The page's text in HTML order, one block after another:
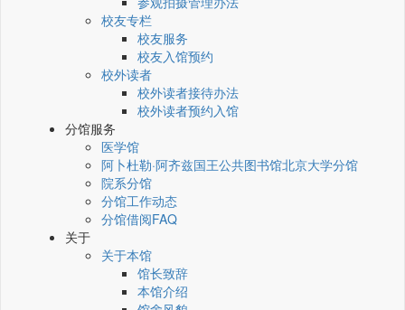
校友专栏
校友服务
校友入馆预约
校外读者
校外读者接待办法
校外读者预约入馆
分馆服务
医学馆
阿卜杜勒·阿齐兹国王公共图书馆北京大学分馆
院系分馆
分馆工作动态
分馆借阅FAQ
关于
关于本馆
馆长致辞
本馆介绍